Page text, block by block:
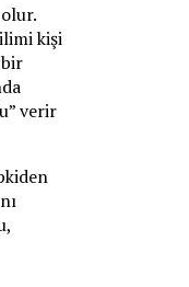
kişi
verir